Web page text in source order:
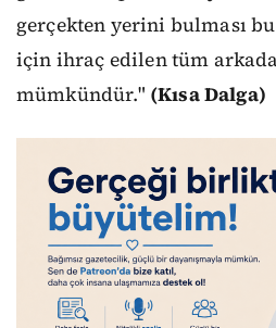
gerçekten yerini bulması
için ihraç edilen tüm
mümkündür." (Kısa Dalga)